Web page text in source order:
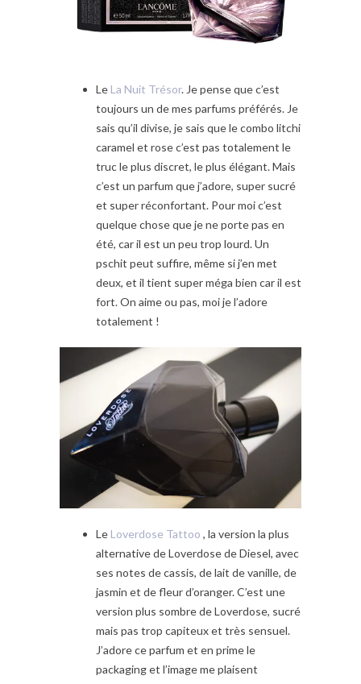
Le La Nuit Trésor. Je pense que c’est
toujours un de mes parfums préférés. Je
sais qu’il divise, je sais que le combo litchi
caramel et rose c’est pas totalement le
truc le plus discret, le plus élégant. Mais
c’est un parfum que j’adore, super sucré
et super réconfortant. Pour moi c’est
quelque chose que je ne porte pas en
été, car il est un peu trop lourd. Un
pschit peut suffire, même si j’en met
deux, et il tient super méga bien car il est
fort. On aime ou pas, moi je l’adore
totalement !
Le Loverdose Tattoo , la version la plus
alternative de Loverdose de Diesel, avec
ses notes de cassis, de lait de vanille, de
jasmin et de fleur d’oranger. C’est une
version plus sombre de Loverdose, sucré
mais pas trop capiteux et très sensuel.
J’adore ce parfum et en prime le
packaging et l’image me plaisent